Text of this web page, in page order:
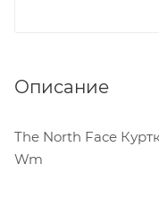
Описание
The North Face
Wm